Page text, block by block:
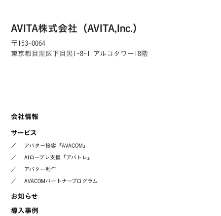
AVITA株式会社（AVITA,Inc.）
〒153-0064
東京都目黒区下目黒1-8-1 アルコタワー18階
会社情報
サービス
／
アバター接客『AVACOM』
／
AIロープレ支援『アバトレ』
／
アバター制作
／
AVACOMパートナープログラム
お知らせ
導入事例